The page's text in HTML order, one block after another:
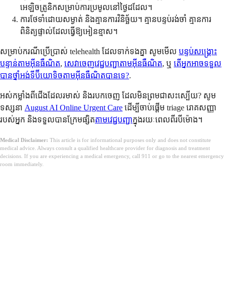
អេឡិចត្រូនិកសម្រាប់ការប្រមូលនៅថ្ងៃដដែល។
ការថែទាំដោយសម្ងាត់ និងគ្មានការវិនិច្ឆ័យ។ គ្មានបន្ទប់រង់ចាំ គ្មានការ
ពិនិត្យផ្ទាល់ដែលធ្វើឱ្យអៀនខ្មាស។
សម្រាប់ករណីប្រើប្រាស់ telehealth ដែលទាក់ទងគ្នា សូមមើល បន្ទប់សង្គ្រោះ
បន្ទាន់តាមអ៊ីនធឺណិត, សេវាចេញវេជ្ជបញ្ជាតាមអ៊ីនធឺណិត, ឬ តើអ្នកអាចទទួល
បានថ្នាំអង់ទីប៊ីយោទិចតាមអ៊ីនធឺណិតបានទេ?.
អស់កម្លាំងពីជើងដែលរមាស់ និងរបកចេញ ដែលមិនព្រមជាសះស្បើយ? សូម
ទស្សនា August AI Online Urgent Care ដើម្បីចាប់ផ្តើម triage រោគសញ្ញា
របស់អ្នក និងទទួលបានក្រែមផ្សិតតាមវេជ្ជបញ្ជាក្នុងរយៈពេលពីរបីម៉ោង។
Medical Disclaimer: This article is for informational purposes only and does not constitute
medical advice. Always consult a qualified healthcare provider for diagnosis and treatment
decisions. If you are experiencing a medical emergency, call 911 or go to the nearest emergency
room immediately.